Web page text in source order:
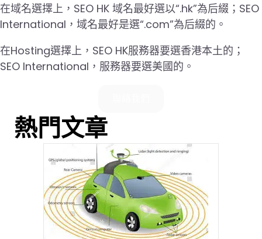
在域名選擇上，SEO HK 域名最好選以“.hk”為后綴；SEO
International，域名最好是選“.com”為后綴的。
在Hosting選擇上，SEO HK服務器要選香港本土的；
SEO International，服務器要選美國的。
熱門文章